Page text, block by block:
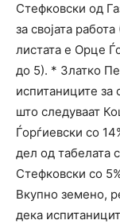
Стефковски од
за својата
листата е Орце
до 5). * Златко
испитаниците за
што следуваат
Ѓорѓиевски со
дел од табелата
Стефковски со
Вкупно земено,
дека